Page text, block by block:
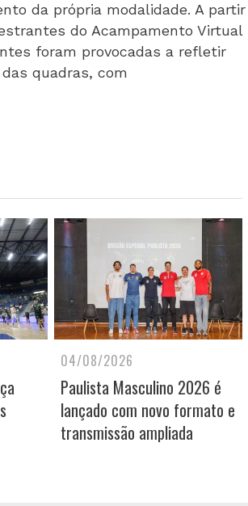
da própria modalidade. A partir
do Acampamento Virtual
foram provocadas a refletir
quadras, com
04/08/2026
Paulista Masculino 2026 é
lançado com novo formato e
transmissão ampliada